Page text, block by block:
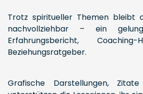
Trotz spiritueller Themen bleibt
nachvollziehbar – ein
Erfahrungsbericht,
Beziehungsratgeber.
Grafische Darstellungen,